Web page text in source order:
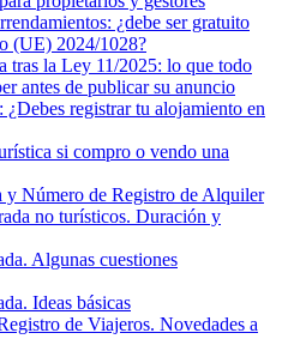
¿debe ser gratuito
(UE) 2024/1028?
tras la Ley 11/2025: lo que todo
antes de publicar su anuncio
registrar tu alojamiento en
si compro o vendo una
y Número de Registro de Alquiler
no turísticos. Duración y
Algunas cuestiones
Ideas básicas
de Viajeros. Novedades a